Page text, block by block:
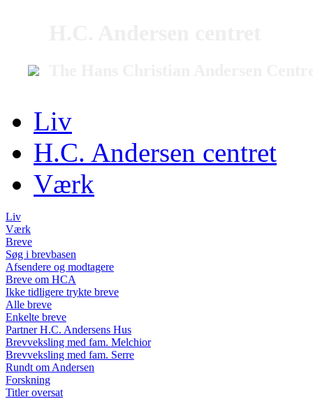
Liv
H.C. Andersen centret
Værk
Liv
Værk
Breve
Søg i brevbasen
Afsendere og modtagere
Breve om HCA
Ikke tidligere trykte breve
Alle breve
Enkelte breve
Partner H.C. Andersens Hus
Brevveksling med fam. Melchior
Brevveksling med fam. Serre
Rundt om Andersen
Forskning
Titler oversat